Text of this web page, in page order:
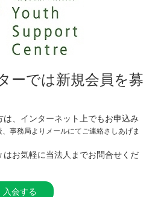
ーでは新規会員を募
、インターネット上でもお申込み
、事務局よりメールにてご連絡さしあげま
お気軽に当法人までお問合せくだ
入会する